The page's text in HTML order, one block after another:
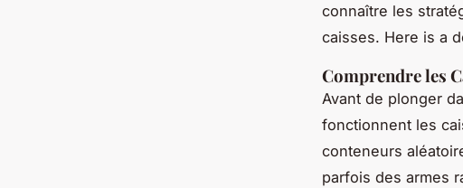
connaître les
caisses. Here is a
Comprendre les
Avant de plonger
fonctionnent les
conteneurs
parfois des armes